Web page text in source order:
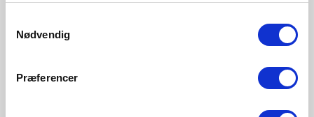
Nødvendig
Præferencer